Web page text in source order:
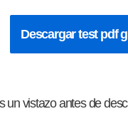
Descargar test pdf
vistazo antes de